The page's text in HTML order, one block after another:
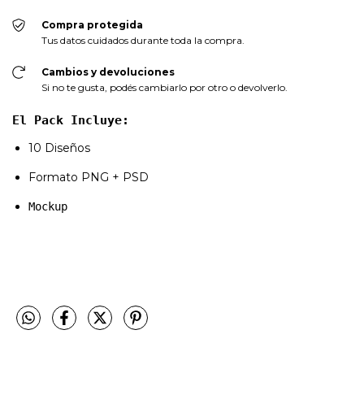
Compra protegida
Tus datos cuidados durante toda la compra.
Cambios y devoluciones
Si no te gusta, podés cambiarlo por otro o devolverlo.
El Pack Incluye:
10 Diseños
Formato PNG + PSD
Mockup